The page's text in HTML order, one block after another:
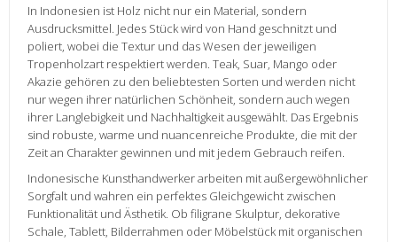
In Indonesien ist Holz nicht nur ein Material, sondern
Ausdrucksmittel. Jedes Stück wird von Hand geschnitzt und
poliert, wobei die Textur und das Wesen der jeweiligen
Tropenholzart respektiert werden. Teak, Suar, Mango oder
Akazie gehören zu den beliebtesten Sorten und werden nicht
nur wegen ihrer natürlichen Schönheit, sondern auch wegen
ihrer Langlebigkeit und Nachhaltigkeit ausgewählt. Das Ergebnis
sind robuste, warme und nuancenreiche Produkte, die mit der
Zeit an Charakter gewinnen und mit jedem Gebrauch reifen.
Indonesische Kunsthandwerker arbeiten mit außergewöhnlicher
Sorgfalt und wahren ein perfektes Gleichgewicht zwischen
Funktionalität und Ästhetik. Ob filigrane Skulptur, dekorative
Schale, Tablett, Bilderrahmen oder Möbelstück mit organischen